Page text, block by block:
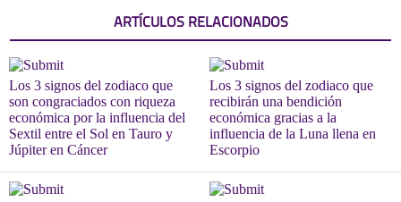
ARTÍCULOS RELACIONADOS
Los 3 signos del zodiaco que
son congraciados con riqueza
económica por la influencia del
Sextil entre el Sol en Tauro y
Júpiter en Cáncer
Los 3 signos del zodiaco que
recibirán una bendición
económica gracias a la
influencia de la Luna llena en
Escorpio